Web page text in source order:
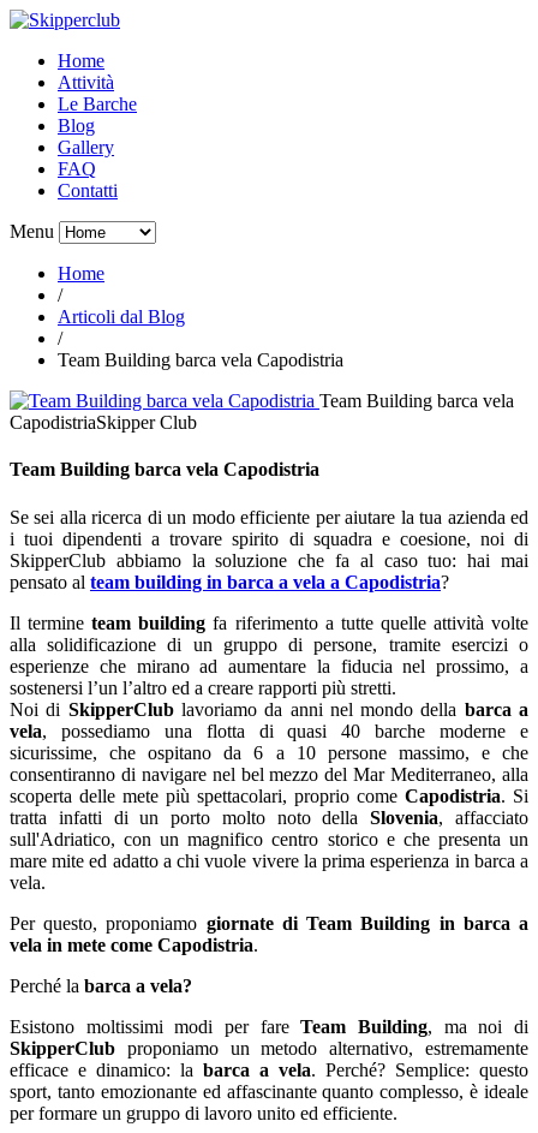
Home
Attività
Le Barche
Blog
Gallery
FAQ
Contatti
Menu
Home
/
Articoli dal Blog
/
Team Building barca vela Capodistria
Team Building barca vela
CapodistriaSkipper Club
Team Building barca vela Capodistria
Se sei alla ricerca di un modo efficiente per aiutare la tua azienda ed
i tuoi dipendenti a trovare spirito di squadra e coesione, noi di
SkipperClub abbiamo la soluzione che fa al caso tuo: hai mai
pensato al team building in barca a vela a Capodistria?
Il termineteam building fa riferimento a tutte quelle attività volte
alla solidificazione di un gruppo di persone, tramite esercizi o
esperienze che mirano ad aumentare la fiducia nel prossimo, a
sostenersi l’un l’altro ed a creare rapporti più stretti.
Noi di SkipperClublavoriamo da anni nel mondo della barca a
vela, possediamo una flotta di quasi 40 barche moderne e
sicurissime, che ospitano da 6 a 10 persone massimo, e che
consentiranno di navigare nel bel mezzo del Mar Mediterraneo, alla
scoperta delle mete più spettacolari, proprio come Capodistria. Si
tratta infatti di un porto molto noto dellaSlovenia, affacciato
sull'Adriatico, con un magnifico centro storico e che presenta un
mare mite ed adatto a chi vuole vivere la prima esperienza in barca a
vela.
Per questo, proponiamo giornate di Team Building in barca a
vela in mete come Capodistria.
Perché la barca a vela?
Esistono moltissimi modi per fareTeam Building, ma noi di
SkipperClub proponiamo un metodo alternativo, estremamente
efficace e dinamico: la barca a vela. Perché? Semplice: questo
sport, tanto emozionante ed affascinante quanto complesso, è ideale
per formare un gruppo di lavoro unito ed efficiente.